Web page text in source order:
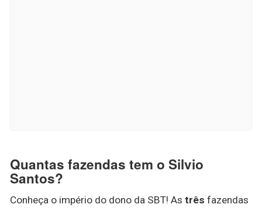
Quantas fazendas tem o Silvio
Santos?
Conheça o império do dono da SBT! As três fazendas